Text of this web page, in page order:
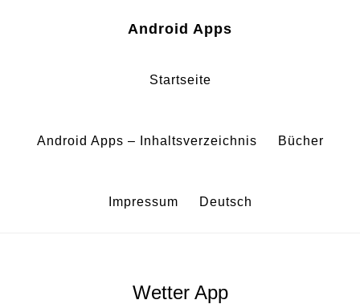
Android Apps
Startseite
Android Apps – Inhaltsverzeichnis Bücher
Impressum Deutsch
Wetter App